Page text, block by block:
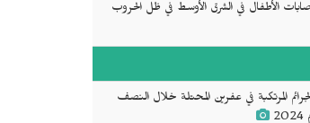
الأطفال في الشرق الأوسط في ظل الحروب
المرتكبة في عفرين المحتلة خلال النصف